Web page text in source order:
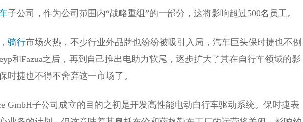
子公司，作为公司范围内“战略重组”的一部分，这将影响超过500名员工。
骑行市场火热，不少行业外品牌也纷纷被吸引入局，汽车巨头保时捷也不例
和Fazua之后，再到自己推出电助力软尾，逐步扩大了其在自行车领域的影
时捷也不得不舍弃这一市场了。
GmbH子公司成立的目的之初是开发高性能电动自行车驱动系统。保时捷表